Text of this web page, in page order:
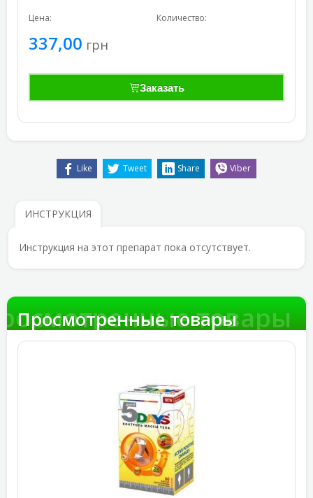
Цена:
337,00 грн
Количество:
Заказать
Like Tweet Share Viber
ИНСТРУКЦИЯ
Инструкция на этот препарат пока отсутствует.
товары
Просмотренные товары